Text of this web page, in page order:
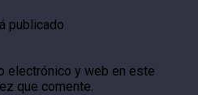
publicado
electrónico y web en este
que comente.